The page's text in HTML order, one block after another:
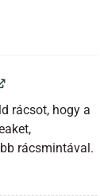
rácsot, hogy a
rácsmintával.